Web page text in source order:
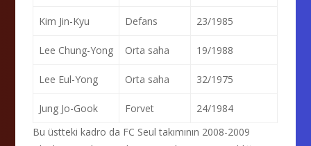
Kim Jin-Kyu Defans 23/1985
Lee Chung-Yong Orta saha 19/1988
Lee Eul-Yong Orta saha 32/1975
Jung Jo-Gook Forvet
24/1984
Bu üstteki kadro da FC Seul takımının 2008-2009